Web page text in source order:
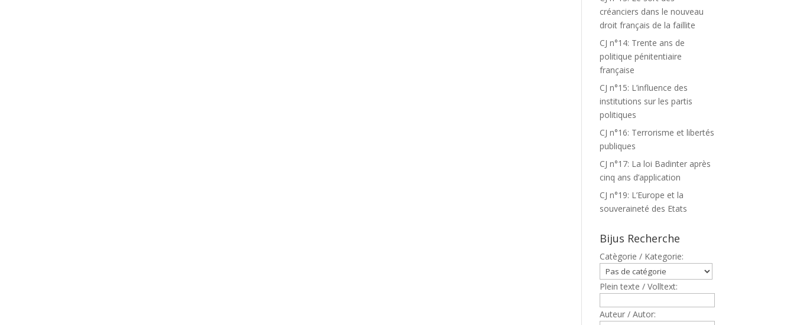
créanciers dans le nouveau
droit français de la faillite
CJ n°14: Trente ans de
politique pénitentiaire
française
CJ n°15: L’influence des
institutions sur les partis
politiques
CJ n°16: Terrorisme et libertés
publiques
CJ n°17: La loi Badinter après
cinq ans d’application
CJ n°19: L’Europe et la
souveraineté des Etats
Bijus Recherche
Catègorie / Kategorie:
Plein texte / Volltext:
Auteur / Autor: